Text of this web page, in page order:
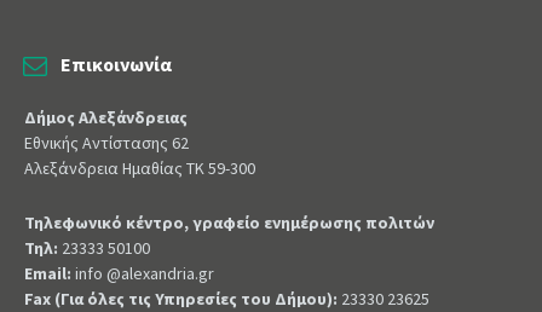
Επικοινωνία
Δήμος Αλεξάνδρειας
Εθνικής Αντίστασης 62
Αλεξάνδρεια Ημαθίας ΤΚ 59-300
Τηλεφωνικό κέντρο, γραφείο ενημέρωσης πολιτών
Τηλ: 23333 50100
Email: info @alexandria.gr
Fax (Για όλες τις Υπηρεσίες του Δήμου): 23330 23625